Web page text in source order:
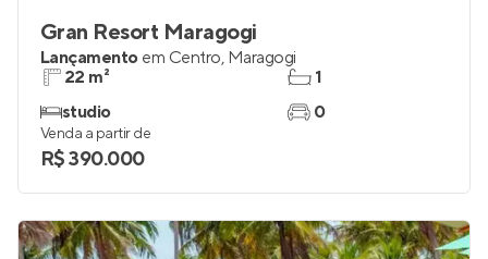
Gran Resort Maragogi
Lançamento em Centro, Maragogi
22 m²
studio
1
0
Venda a partir de
R$ 390.000